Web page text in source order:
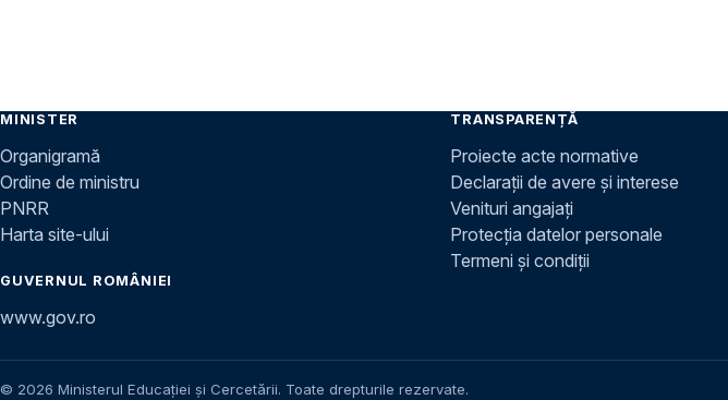
MINISTER
Organigramă
Ordine de ministru
PNRR
Harta site-ului
GUVERNUL ROMÂNIEI
www.gov.ro
TRANSPARENȚĂ
Proiecte acte normative
Declarații de avere și interese
Venituri angajați
Protecția datelor personale
Termeni și condiții
© 2026 Ministerul Educației și Cercetării. Toate drepturile rezervate.